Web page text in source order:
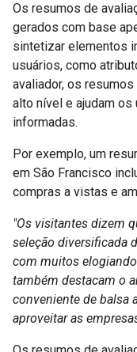
Os resumos de
gerados com base
sintetizar elementos
usuários, como
avaliador, os
alto nível e ajudam
informadas.
Por exemplo, um
em São Francisco
compras a vistas e
"Os visitantes dizem
seleção diversificada
com muitos
também destacam o
conveniente de balsa
aproveitar as